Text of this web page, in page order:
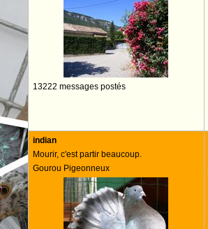
13222 messages postés
indian
Mourir, c'est partir beaucoup.
Gourou Pigeonneux